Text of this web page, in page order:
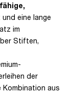
eine lange
im
Stiften,
der
aus